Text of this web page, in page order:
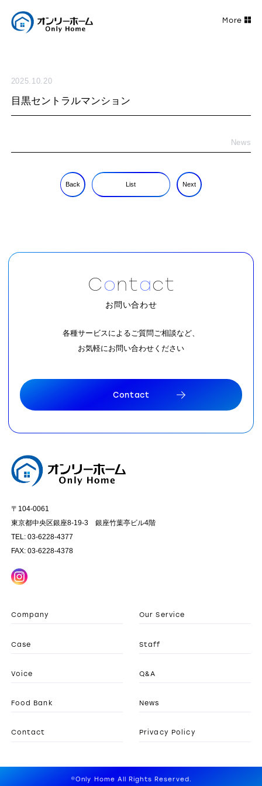
2025.10.20
目黒セントラルマンション
News
Back List Next
Contact
お問い合わせ
各種サービスによるご質問ご相談など、
お気軽にお問い合わせください
Contact
〒104-0061
東京都中央区銀座8-19-3 銀座竹葉亭ビル4階
TEL: 03-6228-4377
FAX: 03-6228-4378
Company Our Service
Case Staff
Voice Q&A
Food Bank News
Contact Privacy Policy
©Only Home All Rights Reserved.